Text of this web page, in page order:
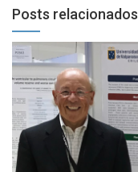
Posts relacionados